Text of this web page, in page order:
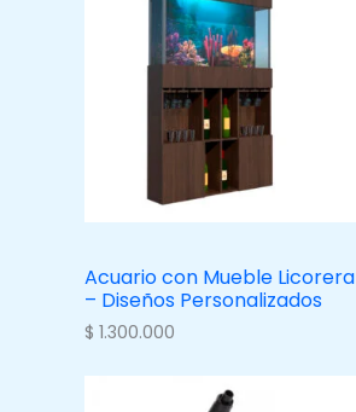
Acuario con Mueble Licorera
– Diseños Personalizados
$ 1.300.000